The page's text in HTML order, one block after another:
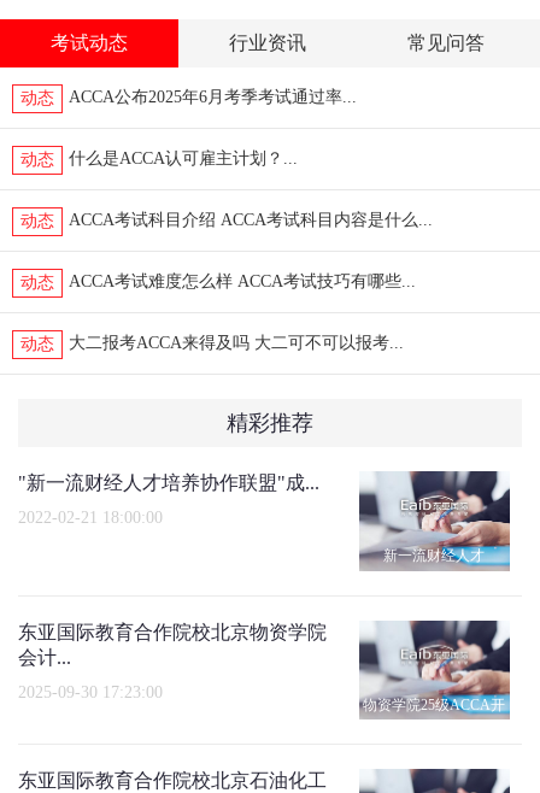
考试动态 行业资讯 常见问答
动态 ACCA公布2025年6月考季考试通过率...
动态 什么是ACCA认可雇主计划？...
动态 ACCA考试科目介绍 ACCA考试科目内容是什么...
动态 ACCA考试难度怎么样 ACCA考试技巧有哪些...
动态 大二报考ACCA来得及吗 大二可不可以报考...
精彩推荐
新一流财经人才
"新一流财经人才培养协作联盟"成...
2022-02-21 18:00:00
物资学院25级ACCA开
东亚国际教育合作院校北京物资学院
会计...
2025-09-30 17:23:00
东亚国际教育合作院校北京石油化工